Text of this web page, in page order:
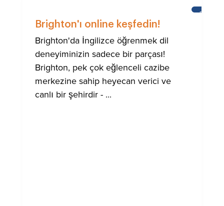
Brighton'ı online keşfedin!
Brighton'da İngilizce öğrenmek dil
deneyiminizin sadece bir parçası!
Brighton, pek çok eğlenceli cazibe
merkezine sahip heyecan verici ve
canlı bir şehirdir - ...